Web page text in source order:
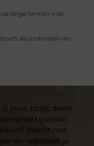
lange termijn met
als onderdeel van
jij jouw blogs delen
breed publiek
Wacht niet
en registreer je